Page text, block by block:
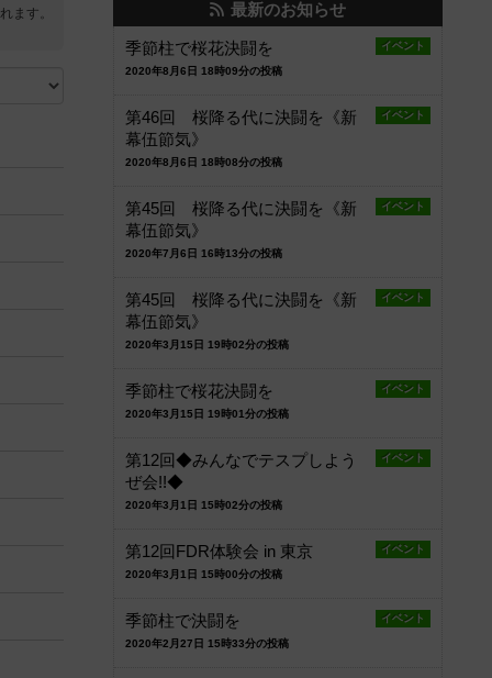
ます。
最新のお知らせ
イベント
季節柱で桜花決闘を
2020年8月6日 18時09分の投稿
イベント
第46回 桜降る代に決闘を《新
幕伍節気》
2020年8月6日 18時08分の投稿
イベント
第45回 桜降る代に決闘を《新
幕伍節気》
2020年7月6日 16時13分の投稿
イベント
第45回 桜降る代に決闘を《新
幕伍節気》
2020年3月15日 19時02分の投稿
イベント
季節柱で桜花決闘を
2020年3月15日 19時01分の投稿
イベント
第12回◆みんなでテスプしよう
ぜ会!!◆
2020年3月1日 15時02分の投稿
イベント
第12回FDR体験会 in 東京
2020年3月1日 15時00分の投稿
イベント
季節柱で決闘を
2020年2月27日 15時33分の投稿